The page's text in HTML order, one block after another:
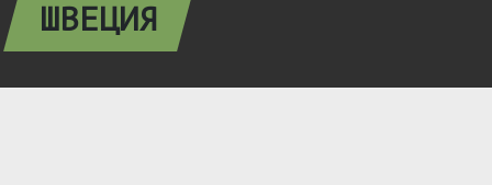
ШВЕЦИЯ